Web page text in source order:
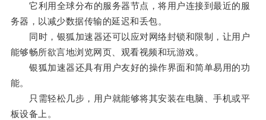
它利用全球分布的服务器节点，将用户连接到最近的服
务器，以减少数据传输的延迟和丢包。
同时，银狐加速器还可以应对网络封锁和限制，让用户
能够畅所欲言地浏览网页、观看视频和玩游戏。
银狐加速器还具有用户友好的操作界面和简单易用的功
能。
只需轻松几步，用户就能够将其安装在电脑、手机或平
板设备上。